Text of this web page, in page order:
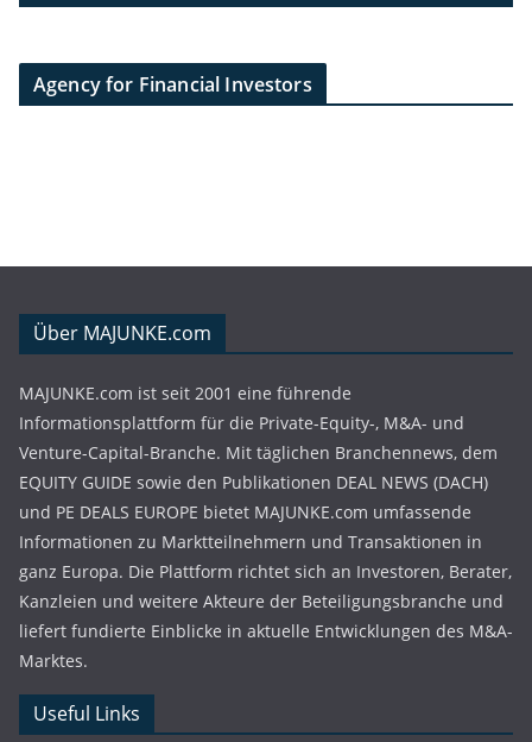
Agency for Financial Investors
Über MAJUNKE.com
MAJUNKE.com ist seit 2001 eine führende
Informationsplattform für die Private-Equity-, M&A- und
Venture-Capital-Branche. Mit täglichen Branchennews, dem
EQUITY GUIDE sowie den Publikationen DEAL NEWS (DACH)
und PE DEALS EUROPE bietet MAJUNKE.com umfassende
Informationen zu Marktteilnehmern und Transaktionen in
ganz Europa. Die Plattform richtet sich an Investoren, Berater,
Kanzleien und weitere Akteure der Beteiligungsbranche und
liefert fundierte Einblicke in aktuelle Entwicklungen des M&A-
Marktes.
Useful Links